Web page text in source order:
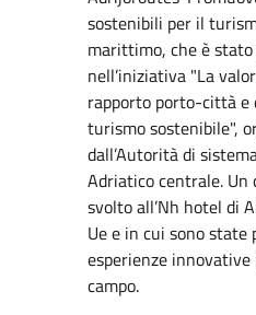
sostenibili per il
marittimo, che è
nell’iniziativa "La
rapporto porto-città e
turismo sostenibile",
dall’Autorità di
Adriatico centrale. Un
svolto all’Nh hotel di
Ue e in cui sono state
esperienze
campo.